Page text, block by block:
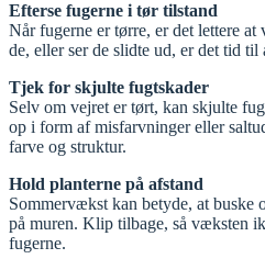
Efterse fugerne i tør tilstand
Når fugerne er tørre, er det lettere at
de, eller ser de slidte ud, er det tid
Tjek for skjulte fugtskader
Selv om vejret er tørt, kan skjulte
op i form af misfarvninger eller
farve og struktur.
Hold planterne på afstand
Sommervækst kan betyde, at buske
på muren. Klip tilbage, så væksten
fugerne.